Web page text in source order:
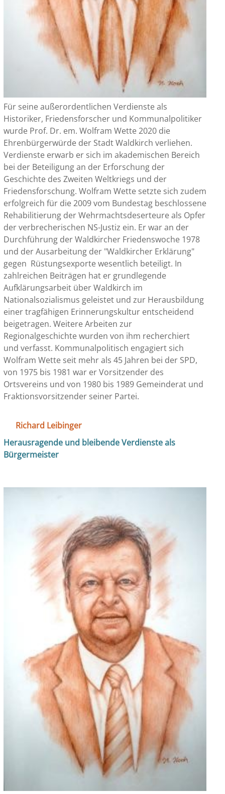
Für seine außerordentlichen Verdienste als
Historiker, Friedensforscher und Kommunalpolitiker
wurde Prof. Dr. em. Wolfram Wette 2020 die
Ehrenbürgerwürde der Stadt Waldkirch verliehen.
Verdienste erwarb er sich im akademischen Bereich
bei der Beteiligung an der Erforschung der
Geschichte des Zweiten Weltkriegs und der
Friedensforschung. Wolfram Wette setzte sich zudem
erfolgreich für die 2009 vom Bundestag beschlossene
Rehabilitierung der Wehrmachtsdeserteure als Opfer
der verbrecherischen NS-Justiz ein. Er war an der
Durchführung der Waldkircher Friedenswoche 1978
und der Ausarbeitung der "Waldkircher Erklärung"
gegen Rüstungsexporte wesentlich beteiligt. In
zahlreichen Beiträgen hat er grundlegende
Aufklärungsarbeit über Waldkirch im
Nationalsozialismus geleistet und zur Herausbildung
einer tragfähigen Erinnerungskultur entscheidend
beigetragen. Weitere Arbeiten zur
Regionalgeschichte wurden von ihm recherchiert
und verfasst. Kommunalpolitisch engagiert sich
Wolfram Wette seit mehr als 45 Jahren bei der SPD,
von 1975 bis 1981 war er Vorsitzender des
Ortsvereins und von 1980 bis 1989 Gemeinderat und
Fraktionsvorsitzender seiner Partei.
Richard Leibinger
Herausragende und bleibende Verdienste als
Bürgermeister